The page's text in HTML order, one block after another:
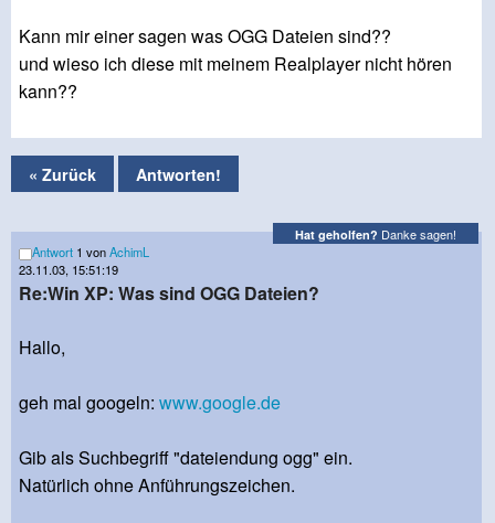
Kann mir einer sagen was OGG Dateien sind??
und wieso ich diese mit meinem Realplayer nicht hören
kann??
« Zurück Antworten!
Hat geholfen? Danke sagen!
Antwort 1 vonAchimL
23.11.03, 15:51:19
Re:Win XP: Was sind OGG Dateien?
Hallo,
geh mal googeln: www.google.de
Gib als Suchbegriff "dateiendung ogg" ein.
Natürlich ohne Anführungszeichen.